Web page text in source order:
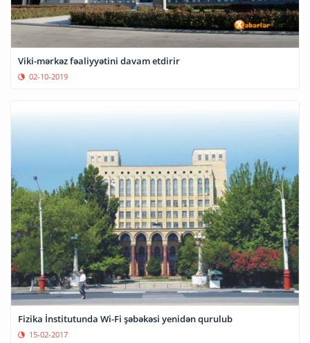
Viki-mərkəz fəaliyyətini davam etdirir
02-10-2019
Fizika İnstitutunda Wi-Fi şəbəkəsi yenidən qurulub
15-02-2017